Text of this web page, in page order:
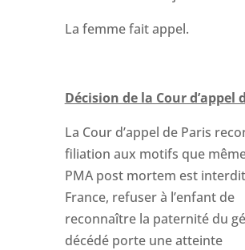
La femme fait appel.
Décision de la Cour d’appel
La Cour d’appel de Paris
filiation aux motifs que
PMA post mortem est
France, refuser à l’enfant de
reconnaître la paternité du
décédé porte une atteinte